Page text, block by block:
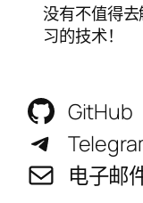
没有不值得
习的技术！
GitHub
电子邮